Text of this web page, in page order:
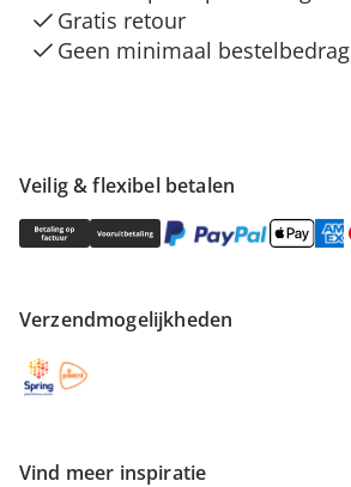
Veilig & flexibel betalen
Verzendmogelijkheden
Vind meer inspiratie
Gratis retour
Geen minimaal bestelbedrag